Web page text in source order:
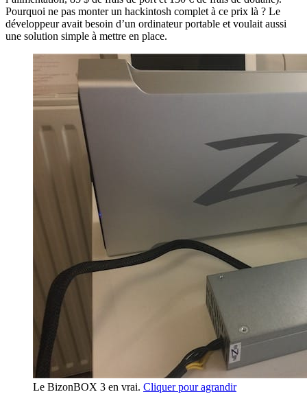
Pourquoi ne pas monter un hackintosh complet à ce prix là ? Le
développeur avait besoin d’un ordinateur portable et voulait aussi
une solution simple à mettre en place.
Le BizonBOX 3 en vrai. Cliquer pour agrandir